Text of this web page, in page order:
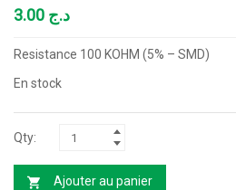
د.ج
Resistance 100 KOHM (5% – SMD)
En stock
Ajouter au panier